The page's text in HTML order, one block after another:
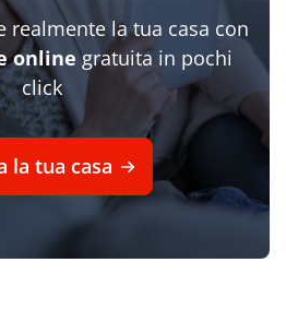
realmente la tua casa con
onlinegratuita in pochi
click
la tua casa